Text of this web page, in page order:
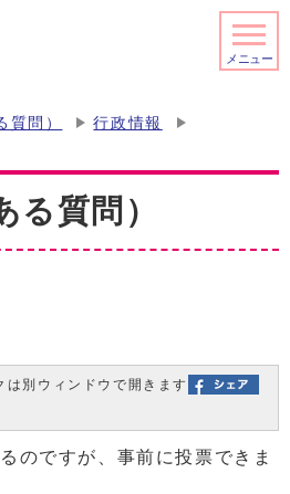
メニュー
質問）
行政情報
る質問）
は別ウィンドウで開きます
のですが、事前に投票できま